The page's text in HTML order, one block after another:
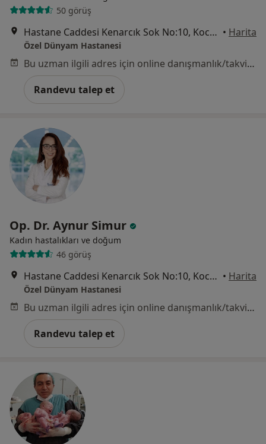
50 görüş
Hastane Caddesi Kenarcık Sok No:10, Kocasinan • Harita
Özel Dünyam Hastanesi
Bu uzman ilgili adres için online danışmanlık/takvim sunmuyor.
Randevu talep et
Op. Dr. Aynur Simur
Kadın hastalıkları ve doğum
46 görüş
Hastane Caddesi Kenarcık Sok No:10, Kocasinan • Harita
Özel Dünyam Hastanesi
Bu uzman ilgili adres için online danışmanlık/takvim sunmuyor.
Randevu talep et